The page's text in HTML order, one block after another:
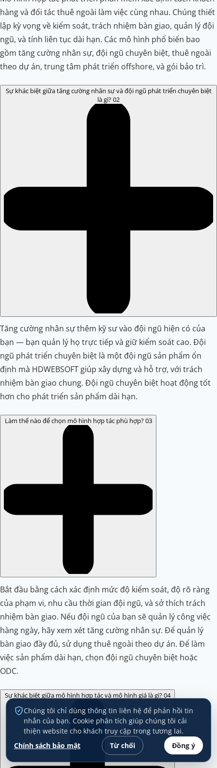
hàng và đối tác thuê ngoài làm việc cùng nhau. Chúng thiết
lập kỳ vọng về kiểm soát, trách nhiệm bàn giao, quản lý đội
ngũ, và tính liên tục dài hạn. Các mô hình phổ biến bao
gồm tăng cường nhân sự, đội ngũ chuyên biệt, thuê ngoài
theo dự án, trung tâm phát triển offshore, và gói bảo trì.
Sự khác biệt giữa tăng cường nhân sự và đội ngũ phát triển chuyên biệt
là gì?02
Tăng cường nhân sự thêm kỹ sư vào đội ngũ hiện có của
bạn — bạn quản lý họ trực tiếp và giữ kiểm soát cao. Đội
ngũ phát triển chuyên biệt là một đội ngũ sản phẩm ổn
định mà HDWEBSOFT giúp xây dựng và hỗ trợ, với trách
nhiệm bàn giao chung. Đội ngũ chuyên biệt hoạt động tốt
hơn cho phát triển sản phẩm dài hạn.
Làm thế nào để chọn mô hình hợp tác phù hợp?03
Bắt đầu bằng cách xác định mức độ kiểm soát, độ rõ ràng
của phạm vi, nhu cầu thời gian đội ngũ, và sở thích trách
nhiệm bàn giao. Nếu đội ngũ của bạn sẽ quản lý công việc
hàng ngày, hãy xem xét tăng cường nhân sự. Để quản lý
bàn giao đầy đủ, sử dụng thuê ngoài theo dự án. Để làm
việc sản phẩm dài hạn, chọn đội ngũ chuyên biệt hoặc
ODC.
Sự khác biệt giữa mô hình hợp tác và mô hình giá là gì?04
Chúng tôi chỉ dùng thông tin liên hệ để phản hồi tin
nhắn của bạn. Cookie phân tích giúp chúng tôi cải
thiện website cho khách truy cập trong tương lai.
Chính sách bảo mật
Từ chối Đồng ý